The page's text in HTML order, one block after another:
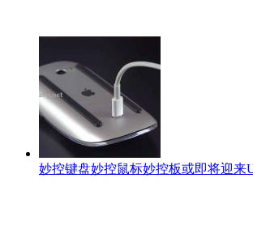
妙控键盘妙控鼠标妙控板或即将迎来